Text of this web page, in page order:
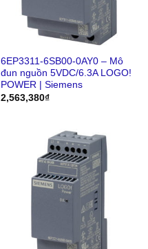
6EP3311-6SB00-0AY0 – Mô
đun nguồn 5VDC/6.3A LOGO!
POWER | Siemens
2,563,380₫